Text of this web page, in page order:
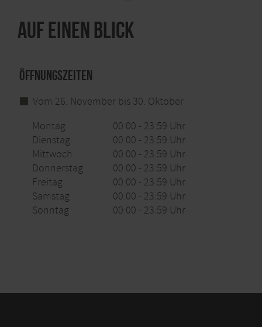
Auf einen Blick
Öffnungszeiten
Vom 26. November bis 30. Oktober
Montag
00:00 - 23:59 Uhr
Dienstag
00:00 - 23:59 Uhr
Mittwoch
00:00 - 23:59 Uhr
Donnerstag
00:00 - 23:59 Uhr
Freitag
00:00 - 23:59 Uhr
Samstag
00:00 - 23:59 Uhr
Sonntag
00:00 - 23:59 Uhr